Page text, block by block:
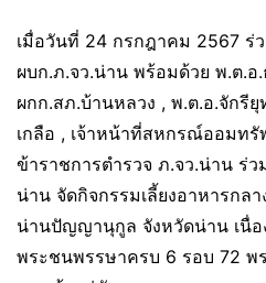
เมื่อวันที่ 24 กรกฎาคม 2567 ร่
ผบก.ภ.จว.น่าน พร้อมด้วย พ.ต.อ
ผกก.สภ.บ้านหลวง , พ.ต.อ.จักรี
เกลือ , เจ้าหน้าที่สหกรณ์ออมทรั
ข้าราชการตำรวจ ภ.จว.น่าน ร่
น่าน จัดกิจกรรมเลี้ยงอาหารกล
น่านปัญญานุกูล จังหวัดน่าน เนื่อ
พระชนพรรษาครบ 6 รอบ 72 พ